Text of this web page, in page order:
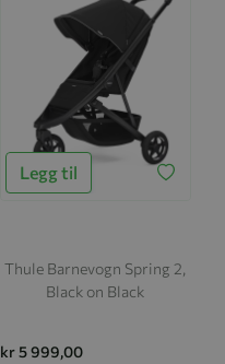
Legg til
Thule Barnevogn Spring 2,
Black on Black
kr 5 999,00